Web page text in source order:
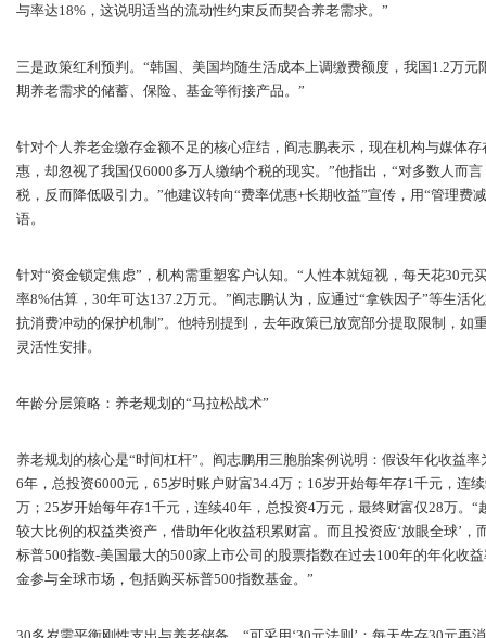
与率达18%，这说明适当的流动性约束反而契合养老需求。”
三是政策红利预判。“韩国、美国均随生活成本上调缴费额度，我国1.2万
期养老需求的储蓄、保险、基金等衔接产品。”
针对个人养老金缴存金额不足的核心症结，阎志鹏表示，现在机构与媒体
惠，却忽视了我国仅6000多万人缴纳个税的现实。”他指出，“对多数人而
税，反而降低吸引力。”他建议转向“费率优惠+长期收益”宣传，用“管理费
语。
针对“资金锁定焦虑”，机构需重塑客户认知。“人性本就短视，每天花30元
率8%估算，30年可达137.2万元。”阎志鹏认为，应通过“拿铁因子”等生活
抗消费冲动的保护机制”。他特别提到，去年政策已放宽部分提取限制，如
灵活性安排。
年龄分层策略：养老规划的“马拉松战术”
养老规划的核心是“时间杠杆”。阎志鹏用三胞胎案例说明：假设年化收益
6年，总投资6000元，65岁时账户财富34.4万；16岁开始每年存1千元，连
万；25岁开始每年存1千元，连续40年，总投资4万元，最终财富仅28万。
较大比例的权益类资产，借助年化收益积累财富。而且投资应‘放眼全球’
标普500指数-美国最大的500家上市公司的股票指数在过去100年的年化收
金参与全球市场，包括购买标普500指数基金。”